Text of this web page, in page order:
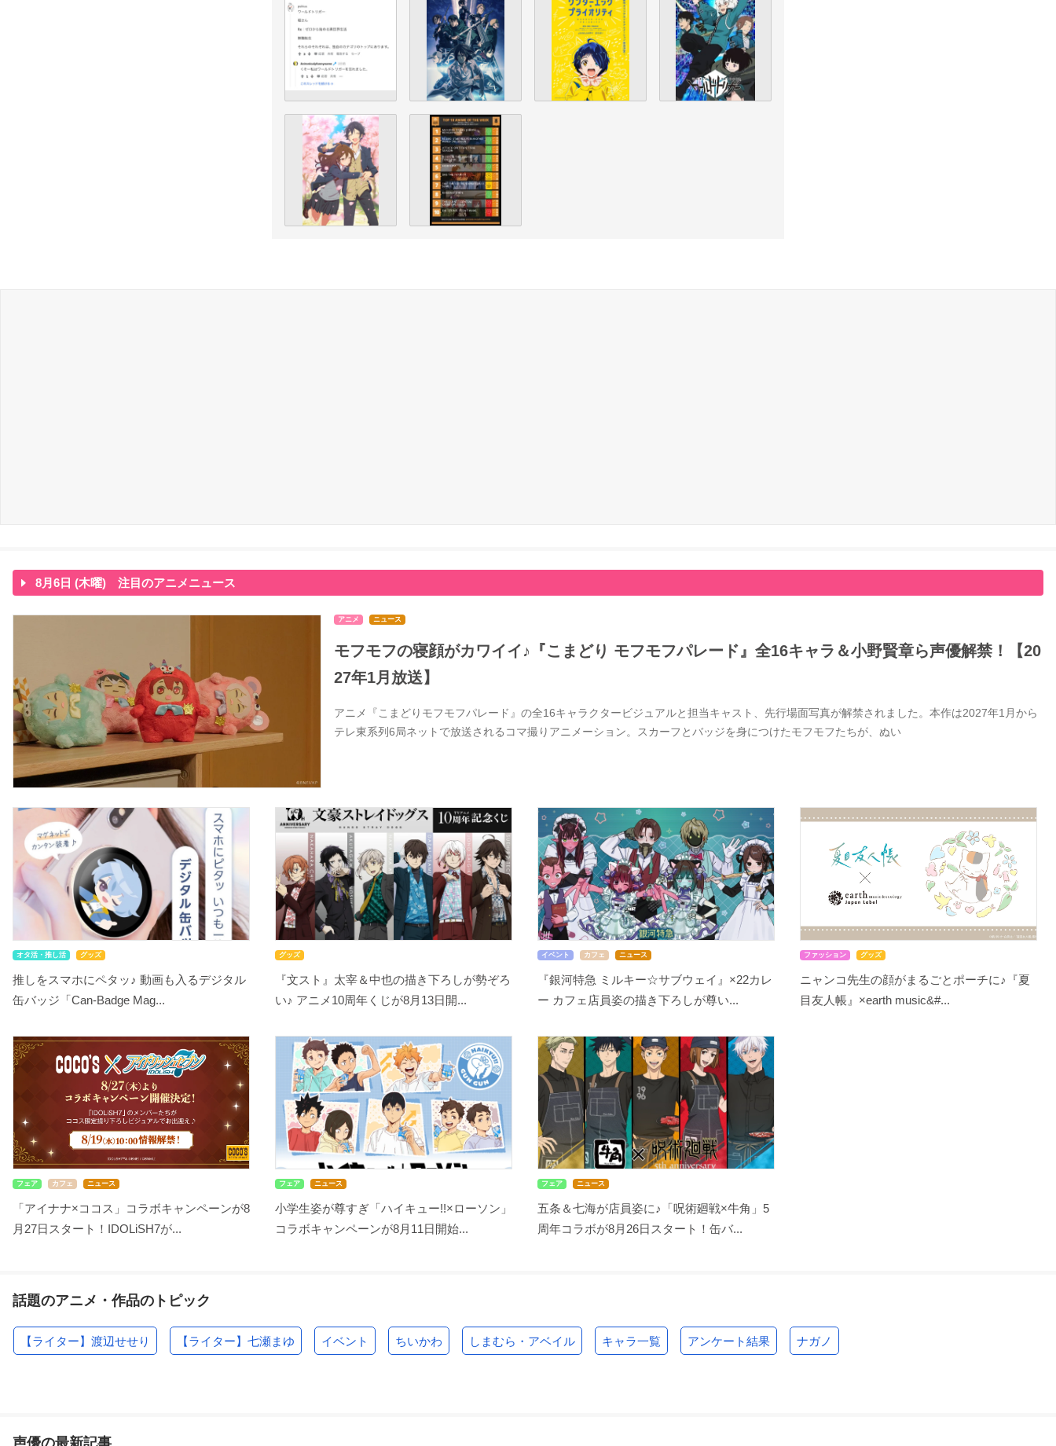
8月6日 (木曜) 注目のアニメニュース
アニメ ニュース
モフモフの寝顔がカワイイ♪『こまどり モフモフパレード』全16キャラ＆小野賢章ら声優解禁！【20
27年1月放送】
アニメ『こまどりモフモフパレード』の全16キャラクタービジュアルと担当キャスト、先行場面写真が解禁されました。本作は2027年1月から
テレ東系列6局ネットで放送されるコマ撮りアニメーション。スカーフとバッジを身につけたモフモフたちが、ぬい
オタ活・推し活 グッズ
推しをスマホにペタッ♪ 動画も入るデジタル
缶バッジ「Can-Badge Mag...
グッズ
『文スト』太宰＆中也の描き下ろしが勢ぞろ
い♪ アニメ10周年くじが8月13日開...
イベント カフェ ニュース
『銀河特急 ミルキー☆サブウェイ』×22カレ
ー カフェ店員姿の描き下ろしが尊い...
ファッション グッズ
ニャンコ先生の顔がまるごとポーチに♪『夏
目友人帳』×earth music&#...
フェア カフェ ニュース
「アイナナ×ココス」コラボキャンペーンが8
月27日スタート！IDOLiSH7が...
フェア ニュース
小学生姿が尊すぎ「ハイキュー!!×ローソン」
コラボキャンペーンが8月11日開始...
フェア ニュース
五条＆七海が店員姿に♪「呪術廻戦×牛角」5
周年コラボが8月26日スタート！缶バ...
話題のアニメ・作品のトピック
【ライター】渡辺せせり 【ライター】七瀬まゆ イベント ちいかわ しまむら・アベイル キャラ一覧 アンケート結果 ナガノ
声優の最新記事